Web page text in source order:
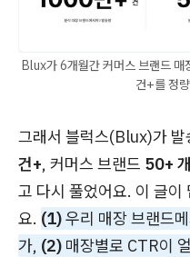
Blux가 6개월간 커머스 브랜드
건+를 정
그래서 블럭스(Blux)가
건+, 커머스 브랜드 50+
고 다시 풀었어요. 이 글이
요. (1)우리 매장 브랜드
가, (2) 매장별로 CTR이